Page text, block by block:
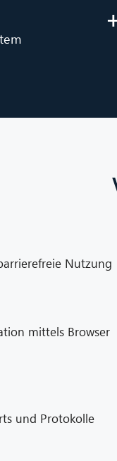
Nutzung
mittels Browser
und Protokolle